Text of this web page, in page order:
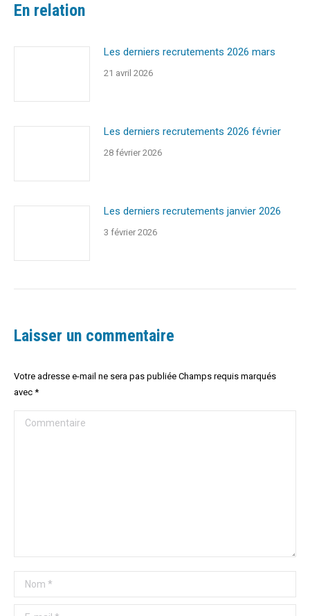
En relation
Les derniers recrutements 2026 mars
21 avril 2026
Les derniers recrutements 2026 février
28 février 2026
Les derniers recrutements janvier 2026
3 février 2026
Laisser un commentaire
Votre adresse e-mail ne sera pas publiée Champs requis marqués
avec *
Commentaire
Nom *
E-mail *